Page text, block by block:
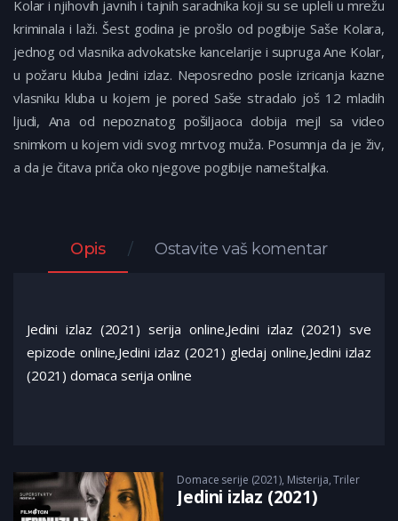
Kolar i njihovih javnih i tajnih saradnika koji su se upleli u mrežu
kriminala i laži. Šest godina je prošlo od pogibije Saše Kolara,
jednog od vlasnika advokatske kancelarije i supruga Ane Kolar,
u požaru kluba Jedini izlaz. Neposredno posle izricanja kazne
vlasniku kluba u kojem je pored Saše stradalo još 12 mladih
ljudi, Ana od nepoznatog pošiljaoca dobija mejl sa video
snimkom u kojem vidi svog mrtvog muža. Posumnja da je živ,
a da je čitava priča oko njegove pogibije nameštaljka.
Opis Ostavite vaš komentar
Jedini izlaz (2021) serija online,Jedini izlaz (2021) sve
epizode online,Jedini izlaz (2021) gledaj online,Jedini izlaz
(2021) domaca serija online
Domace serije (2021), Misterija,Triler
Jedini izlaz (2021)